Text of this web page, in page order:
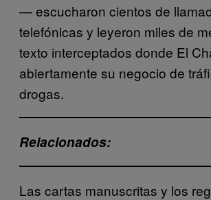
— escucharon cientos de
telefónicas y leyeron miles de
texto interceptados donde El
abiertamente su negocio de
drogas.
Relacionados:
Las cartas manuscritas y los